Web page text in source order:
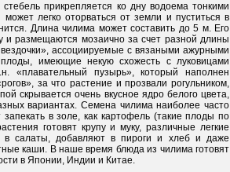
прикрепляется ко дну водоема тонкими
легко оторваться от земли и пуститься в
Длина чилима может составить до 5 м. Его
и размещаются мозаично за счет разной длины
ассоциируемые с вязаными ажурными
имеющие некую схожесть с луковицами
«плавательный пузырь», который наполнен
за что растение и прозвали рогульником,
скрывается очень вкусное ядро белого цвета,
вариантах. Семена чилима наиболее часто
в золе, как картофель (такие плоды по
готовят крупу и муку, различные легкие
в салаты, добавляют в пироги и хлеб и даже
каши. В наше время блюда из чилима готовят
в Японии, Индии и Китае.